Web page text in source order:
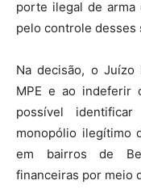
porte ilegal de
pelo controle desses
Na decisão, o Juízo
MPE e ao indeferir
possível
monopólio ilegítimo
em bairros de
financeiras por meio